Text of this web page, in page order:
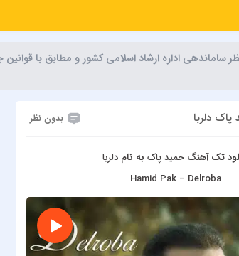
ساماندهی اداره ارشاد اسلامی کشور و مطابق با
دلربا بدون نظر
تک آهنگ حمید پاک به نامدلربا
Hamid Pak – Delroba